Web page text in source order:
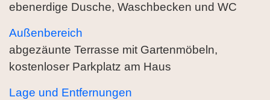
ebenerdige Dusche, Waschbecken und WC
Außenbereich
abgezäunte Terrasse mit Gartenmöbeln,
kostenloser Parkplatz am Haus
Lage und Entfernungen